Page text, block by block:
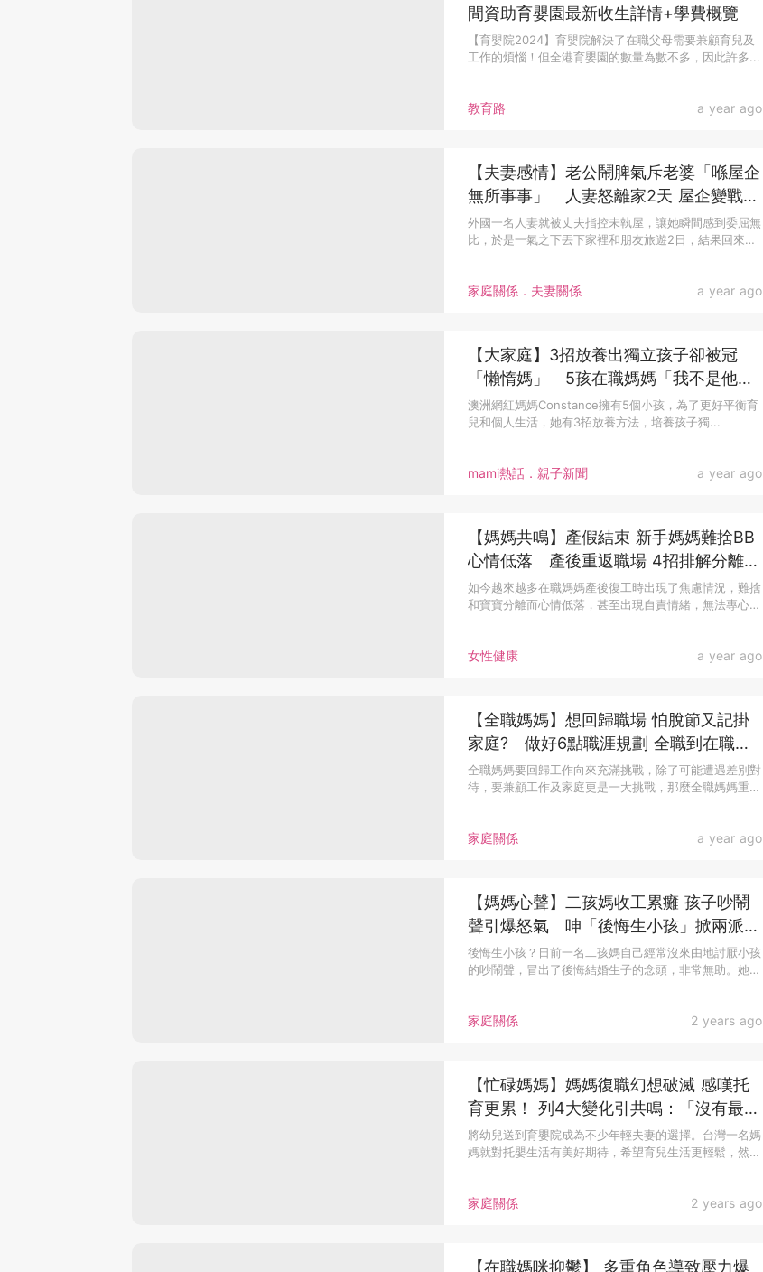
教育路 a year ago
間資助育嬰園最新收生詳情+學費概覽
【育嬰院2024】育嬰院解決了在職父母需要兼顧育兒及
工作的煩惱！但全港育嬰園的數量為數不多，因此許多...
家庭關係．夫妻關係 a year ago
【夫妻感情】老公鬧脾氣斥老婆「喺屋企
無所事事」 人妻怒離家2天 屋企變戰後
現場
外國一名人妻就被丈夫指控未執屋，讓她瞬間感到委屈無
比，於是一氣之下丟下家裡和朋友旅遊2日，結果回來
mami熱話．親子新聞 a year ago
【大家庭】3招放養出獨立孩子卻被冠
「懶惰媽」 5孩在職媽媽「我不是他們
的奴隸！」
澳洲網紅媽媽Constance擁有5個小孩，為了更好平衡育
兒和個人生活，她有3招放養方法，培養孩子獨...
女性健康 a year ago
【媽媽共鳴】產假結束 新手媽媽難捨BB
心情低落 產後重返職場 4招排解分離焦
慮
如今越來越多在職媽媽產後復工時出現了焦慮情況，難捨
和寶寶分離而心情低落，甚至出現自責情緒，無法專心
家庭關係 a year ago
【全職媽媽】想回歸職場 怕脫節又記掛
家庭? 做好6點職涯規劃 全職到在職完
美接軌！
全職媽媽要回歸工作向來充滿挑戰，除了可能遭遇差別對
待，要兼顧工作及家庭更是一大挑戰，那麼全職媽媽重
家庭關係 2 years ago
【媽媽心聲】二孩媽收工累癱 孩子吵鬧
聲引爆怒氣 呻「後悔生小孩」掀兩派網
民論戰
後悔生小孩？日前一名二孩媽自己經常沒來由地討厭小孩
的吵鬧聲，冒出了後悔結婚生子的念頭，非常無助。她
家庭關係 2 years ago
【忙碌媽媽】媽媽復職幻想破滅 感嘆托
育更累！ 列4大變化引共鳴：「沒有最辛
苦只有更辛苦」
將幼兒送到育嬰院成為不少年輕夫妻的選擇。台灣一名媽
媽就對托嬰生活有美好期待，希望育兒生活更輕鬆，然
【在職媽咪抑鬱】 多重角色導致壓力爆